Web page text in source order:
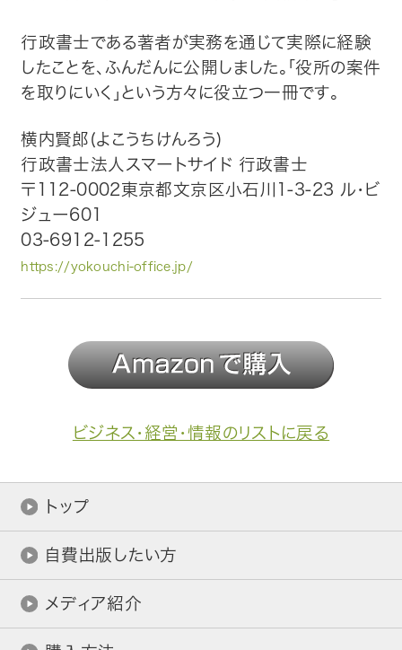
行政書士である著者が実務を通じて実際に経験
したことを、ふんだんに公開しました。「役所の案件
を取りにいく」という方々に役立つ一冊です。
横内賢郎(よこうちけんろう)
行政書士法人スマートサイド 行政書士
〒112-0002東京都文京区小石川1-3-23 ル・ビ
ジュー601
03-6912-1255
https://yokouchi-office.jp/
ビジネス・経営・情報のリストに戻る
トップ
自費出版したい方
メディア紹介